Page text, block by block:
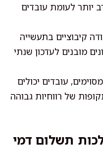
יותר לעומת עובדים
קיבוציים בתעשייה
מובנים לעדכון שנתי
עובדים יכולים
של רווחיות גבוהה
תשלום דמי